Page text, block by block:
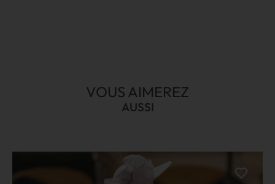
VOUS AIMEREZ
AUSSI